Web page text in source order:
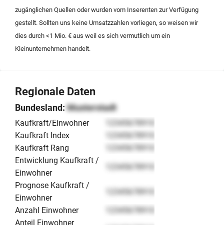
Nachfolgeregelung bietet eine attraktive Opportunität
zugänglichen Quellen oder wurden vom Inserenten zur Verfügung
gestellt. Sollten uns keine Umsatzzahlen vorliegen, so weisen wir
dies durch <1 Mio. € aus weil es sich vermutlich um ein
Kleinunternehmen handelt.
Regionale Daten
Bundesland: Musterstadt
Kaufkraft/Einwohner
12345678910
Kaufkraft Index
12345678910
Kaufkraft Rang
12345678910
Entwicklung Kaufkraft /
Einwohner
12345678910
Prognose Kaufkraft /
Einwohner
12345678910
Anzahl Einwohner
12345678910
Anteil Einwohner